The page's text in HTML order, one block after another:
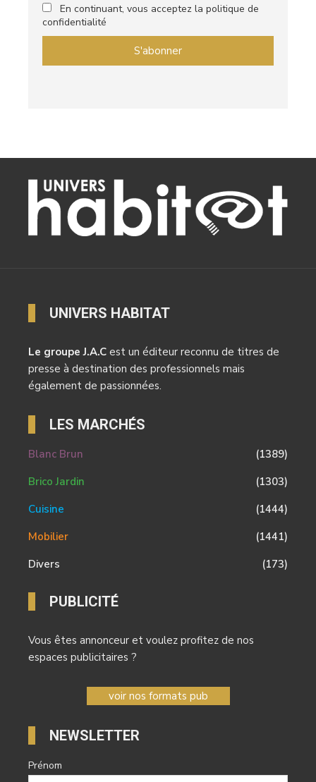
En continuant, vous acceptez la politique de
confidentialité
UNIVERS HABITAT
Le groupe J.A.C est un éditeur reconnu de titres de
presse à destination des professionnels mais
également de passionnées.
LES MARCHÉS
Blanc Brun
(1389)
Brico Jardin
(1303)
Cuisine
(1444)
Mobilier
(1441)
Divers
(173)
PUBLICITÉ
Vous êtes annonceur et voulez profitez de nos
espaces publicitaires ?
voir nos formats pub
NEWSLETTER
Prénom